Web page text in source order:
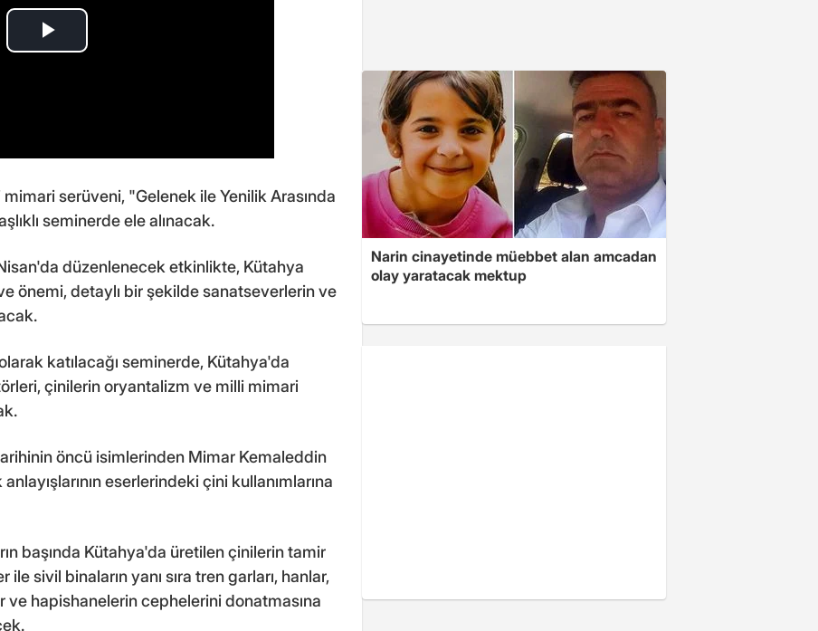
serüveni, "Gelenek ile Yenilik Arasında
seminerde ele alınacak.
düzenlenecek etkinlikte, Kütahya
önemi, detaylı bir şekilde sanatseverlerin ve
katılacağı seminerde, Kütahya'da
çinilerin oryantalizm ve milli mimari
öncü isimlerinden Mimar Kemaleddin
eserlerindeki çini kullanımlarına
başında Kütahya'da üretilen çinilerin tamir
sivil binaların yanı sıra tren garları, hanlar,
hapishanelerin cephelerini donatmasına
Narin cinayetinde müebbet alan amcadan
olay yaratacak mektup